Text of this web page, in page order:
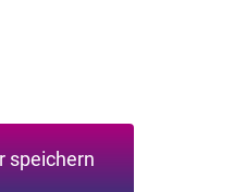
speichern